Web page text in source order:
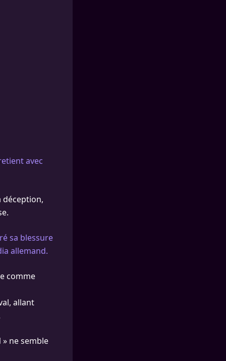
avec
déception,
sa blessure
allemand.
comme
allant
ne semble